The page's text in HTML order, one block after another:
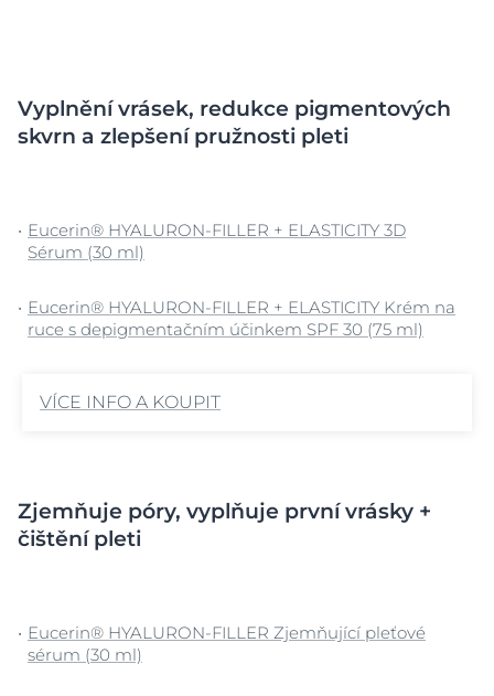
Vyplnění vrásek, redukce pigmentových
skvrn a zlepšení pružnosti pleti
Eucerin® HYALURON-FILLER + ELASTICITY 3D
Sérum (30 ml)
Eucerin® HYALURON-FILLER + ELASTICITY Krém na
ruce s depigmentačním účinkem SPF 30 (75 ml)
VÍCE INFO A KOUPIT
Zjemňuje póry, vyplňuje první vrásky +
čištění pleti
Eucerin® HYALURON-FILLER Zjemňující pleťové
sérum (30 ml)